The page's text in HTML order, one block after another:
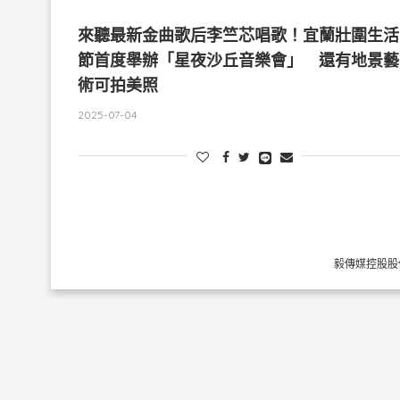
來聽最新金曲歌后李竺芯唱歌！宜蘭壯圍生活
節首度舉辦「星夜沙丘音樂會」 還有地景藝
術可拍美照
2025-07-04
毅傳媒控股